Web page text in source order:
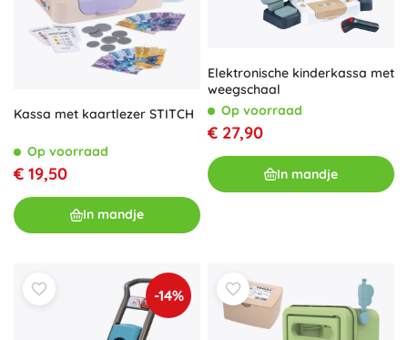
Kassa met kaartlezer STITCH
Op voorraad
€ 19,50
In mandje
Elektronische kinderkassa met
weegschaal
Op voorraad
€ 27,90
In mandje
-14%